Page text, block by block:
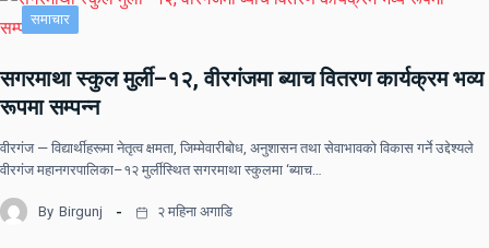
समाचार
सगरमाथा स्कुल मुर्ली–१२, वीरगंजमा ब्याच वितरण कार्यक्रम भव्य
रूपमा सम्पन्न
वीरगंज — विद्यार्थीहरूमा नेतृत्व क्षमता, जिम्मेवारीबोध, अनुशासन तथा सेवाभावको विकास गर्ने उद्देश्यले
वीरगंज महानगरपालिका–१२ मुर्लीस्थित सगरमाथा स्कुलमा ‘ब्याच…
By Birgunj २ महिना अगाडि